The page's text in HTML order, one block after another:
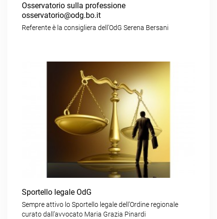
Osservatorio sulla professione
osservatorio@odg.bo.it
Referente è la consigliera dell’OdG Serena Bersani
Sportello legale OdG
Sempre attivo lo Sportello legale dell’Ordine regionale
curato dall’avvocato Maria Grazia Pinardi